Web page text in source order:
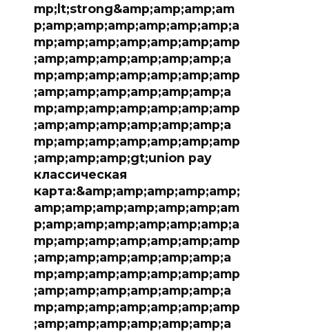
mp;lt;strong&amp;amp;amp;am
p;amp;amp;amp;amp;amp;amp;a
mp;amp;amp;amp;amp;amp;amp
;amp;amp;amp;amp;amp;amp;a
mp;amp;amp;amp;amp;amp;amp
;amp;amp;amp;amp;amp;amp;a
mp;amp;amp;amp;amp;amp;amp
;amp;amp;amp;amp;amp;amp;a
mp;amp;amp;amp;amp;amp;amp
;amp;amp;amp;gt;union pay
классическая
карта:&amp;amp;amp;amp;amp;
amp;amp;amp;amp;amp;amp;am
p;amp;amp;amp;amp;amp;amp;a
mp;amp;amp;amp;amp;amp;amp
;amp;amp;amp;amp;amp;amp;a
mp;amp;amp;amp;amp;amp;amp
;amp;amp;amp;amp;amp;amp;a
mp;amp;amp;amp;amp;amp;amp
;amp;amp;amp;amp;amp;amp;a